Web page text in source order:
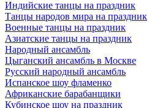
Индийские танцы на праздник
Танцы народов мира на праздник
Военные танцы на праздник
Азиатские танцы на праздник
Народный ансамбль
Цыганский ансамбль в Москве
Русский народный ансамбль
Испанское шоу фламенко
Африканские барабанщики
Кубинское шоу на праздник